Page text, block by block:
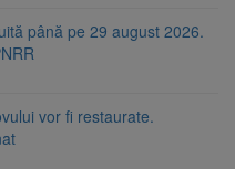
până pe 29 august 2026.
vor fi restaurate.